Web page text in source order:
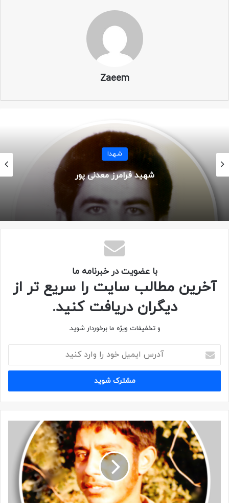
دستنوشته
Zaeem
شهدا
شهید فرامرز معدنی پور
با عضویت در خبرنامه ما
آخرین مطالب سایت را سریع تر از
دیگران دریافت کنید.
و تخفیفات ویژه ما برخوردار شوید.